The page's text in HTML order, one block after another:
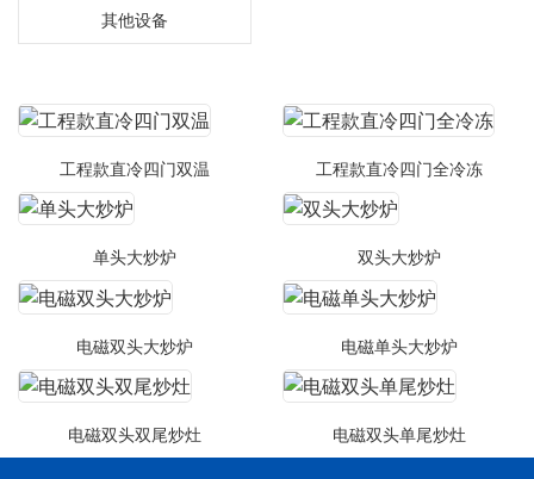
其他设备
工程款直冷四门双温 工程款直冷四门全冷冻
单头大炒炉 双头大炒炉
电磁双头大炒炉 电磁单头大炒炉
电磁双头双尾炒灶 电磁双头单尾炒灶